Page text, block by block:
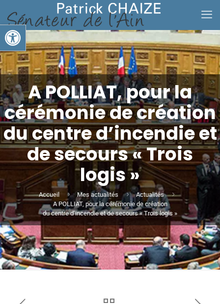
Ouvrir la barre d’outils
A POLLIAT, pour la
cérémonie de création
du centre d’incendie et
de secours « Trois
logis »
Accueil Mes actualités
Actualités
A POLLIAT, pour la cérémonie de création
du centre d’incendie et de secours « Trois logis »